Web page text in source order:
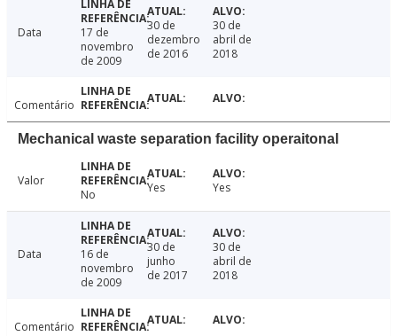
Data
17 de
novembro
de 2009
30 de
dezembro
de 2016
30 de
abril de
2018
Comentário
Mechanical waste separation facility operaitonal
Valor
No
Yes Yes
Data
16 de
novembro
de 2009
30 de
junho
de 2017
30 de
abril de
2018
Comentário